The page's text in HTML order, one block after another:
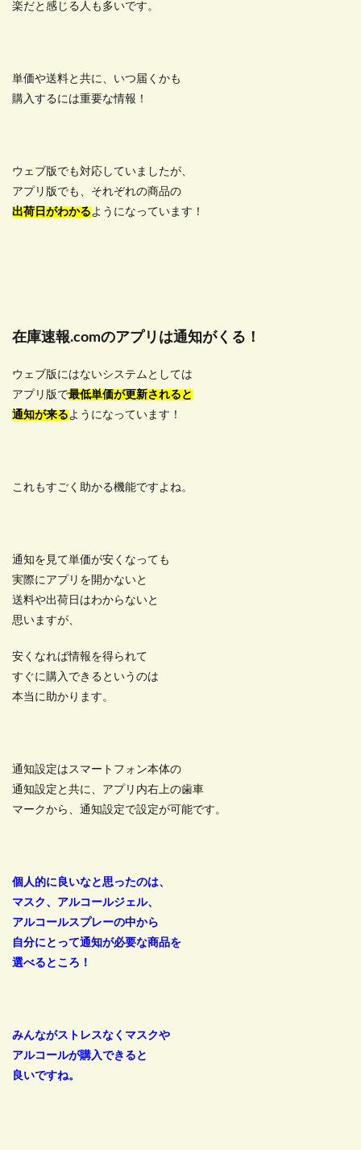
楽だと感じる人も多いです。
単価や送料と共に、いつ届くかも
購入するには重要な情報！
ウェブ版でも対応していましたが、
アプリ版でも、それぞれの商品の
出荷日がわかるようになっています！
在庫速報.comのアプリは通知がくる！
ウェブ版にはないシステムとしては
アプリ版で最低単価が更新されると
通知が来るようになっています！
これもすごく助かる機能ですよね。
通知を見て単価が安くなっても
実際にアプリを開かないと
送料や出荷日はわからないと
思いますが、
安くなれば情報を得られて
すぐに購入できるというのは
本当に助かります。
通知設定はスマートフォン本体の
通知設定と共に、アプリ内右上の歯車
マークから、通知設定で設定が可能です。
個人的に良いなと思ったのは、
マスク、アルコールジェル、
アルコールスプレーの中から
自分にとって通知が必要な商品を
選べるところ！
みんながストレスなくマスクや
アルコールが購入できると
良いですね。